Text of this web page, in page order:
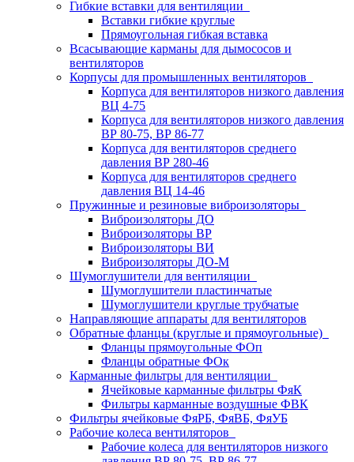
Гибкие вставки для вентиляции
Вставки гибкие круглые
Прямоугольная гибкая вставка
Всасывающие карманы для дымососов и
вентиляторов
Корпусы для промышленных вентиляторов
Корпуса для вентиляторов низкого давления
ВЦ 4-75
Корпуса для вентиляторов низкого давления
ВР 80-75, ВР 86-77
Корпуса для вентиляторов среднего
давления ВР 280-46
Корпуса для вентиляторов среднего
давления ВЦ 14-46
Пружинные и резиновые виброизоляторы
Виброизоляторы ДО
Виброизоляторы ВР
Виброизоляторы ВИ
Виброизоляторы ДО-М
Шумоглушители для вентиляции
Шумоглушители пластинчатые
Шумоглушители круглые трубчатые
Направляющие аппараты для вентиляторов
Обратные фланцы (круглые и прямоугольные)
Фланцы прямоугольные ФОп
Фланцы обратные ФОк
Карманные фильтры для вентиляции
Ячейковые карманные фильтры ФяК
Фильтры карманные воздушные ФВК
Фильтры ячейковые ФяРБ, ФяВБ, ФяУБ
Рабочие колеса вентиляторов
Рабочие колеса для вентиляторов низкого